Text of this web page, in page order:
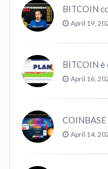
April 19,
BITCOIN è
April 16,
April 14,